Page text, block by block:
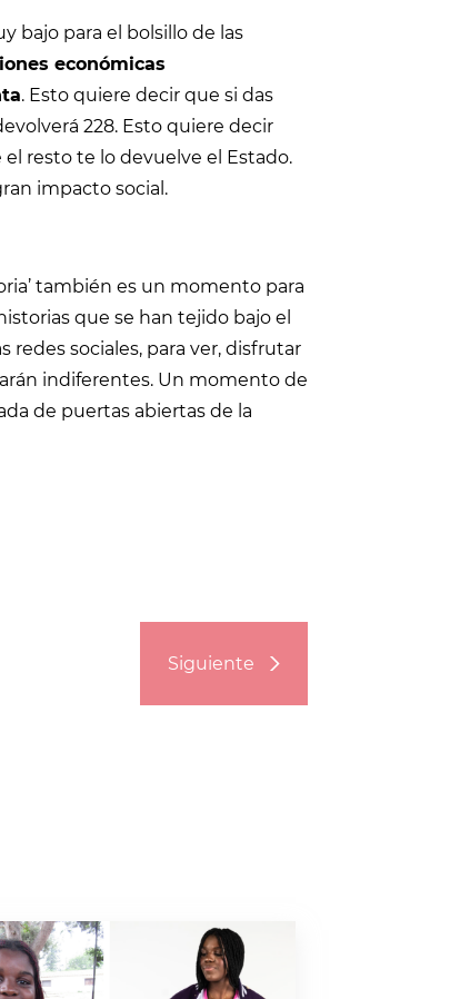
bajo para el bolsillo de las
económicas
. Esto quiere decir que si das
228. Esto quiere decir
resto te lo devuelve el Estado.
impacto social.
también es un momento para
que se han tejido bajo el
redes sociales, para ver, disfrutar
indiferentes. Un momento de
de puertas abiertas de la
Siguiente